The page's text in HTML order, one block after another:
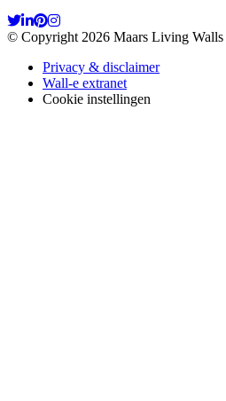
© Copyright 2026 Maars Living Walls
Privacy & disclaimer
Wall-e extranet
Cookie instellingen